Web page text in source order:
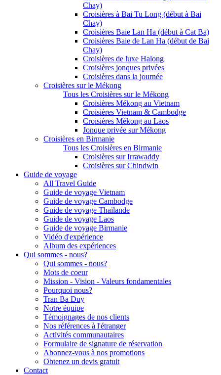
Chay)
Croisières à Bai Tu Long (début à Bai
Chay)
Croisières Baie Lan Ha (début à Cat Ba)
Croisières Baie de Lan Ha (début de Bai
Chay)
Croisières de luxe Halong
Croisières jonques privées
Croisières dans la journée
Croisières sur le Mékong
Tous les Croisières sur le Mékong
Croisières Mékong au Vietnam
Croisières Vietnam & Cambodge
Croisières Mékong au Laos
Jonque privée sur Mékong
Croisières en Birmanie
Tous les Croisières en Birmanie
Croisières sur Irrawaddy
Croisières sur Chindwin
Guide de voyage
All Travel Guide
Guide de voyage Vietnam
Guide de voyage Cambodge
Guide de voyage Thaïlande
Guide de voyage Laos
Guide de voyage Birmanie
Vidéo d'expérience
Album des expériences
Qui sommes - nous?
Qui sommes - nous?
Mots de coeur
Mission - Vision - Valeurs fondamentales
Pourquoi nous?
Tran Ba Duy
Notre équipe
Témoignages de nos clients
Nos références à l'étranger
Activités communautaires
Formulaire de signature de réservation
Abonnez-vous à nos promotions
Obtenez un devis gratuit
Contact